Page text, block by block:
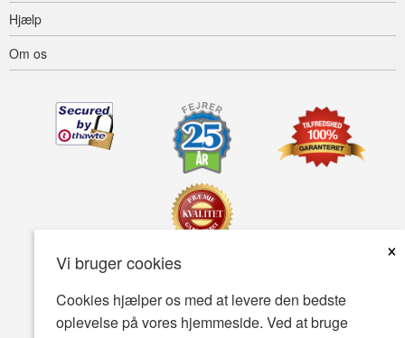
Vi bruger cookies
×
Cookies hjælper os med at levere den bedste
oplevelse på vores hjemmeside. Ved at bruge
Hjælp
Om os
Tilgængelighed Betingelser for brug Fortrolighedspolitik
Sikkerhedspolitik